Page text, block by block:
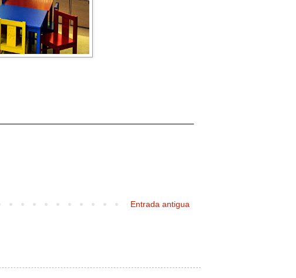
Entrada antigua